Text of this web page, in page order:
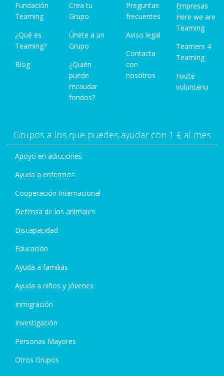
Fundación
Teaming
¿Qué es
Teaming?
Blog
Crea tu
Grupo
Únete a un
Grupo
¿Quién
puede
recaudar
fondos?
Preguntas
frecuentes
Aviso legal
Contacta
con
nosotros
Empresas
Here we are
Teaming
Teamers 4
Teaming
Hazte
voluntario
Grupos a los que puedes ayudar con 1 € al mes
Apoyo en adicciones
Ayuda a enfermos
Cooperación Internacional
Defensa de los animales
Discapacidad
Educación
Ayuda a familias
Ayuda a niños y jóvenes
Inmigración
Investigación
Personas Mayores
Otros Grupos